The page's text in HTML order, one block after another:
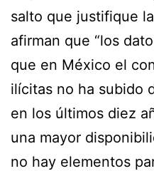
salto que justifique
afirman que “los
que en México el
ilícitas no ha subido
en los últimos diez
una mayor
no hay elementos